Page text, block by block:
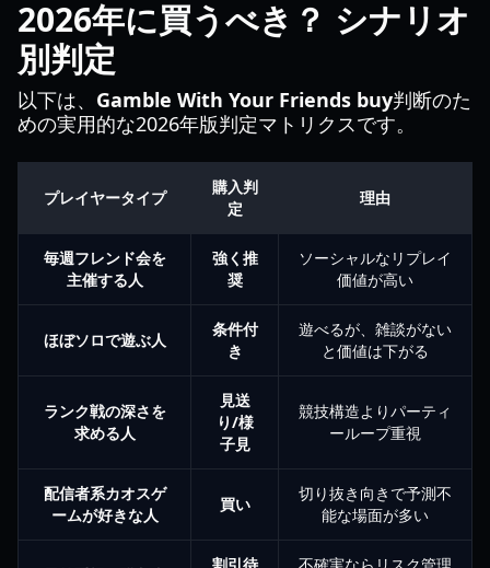
2026年に買うべき？ シナリオ
別判定
以下は、 Gamble With Your Friends buy判断のた
めの実用的な2026年版判定マトリクスです。
プレイヤータイプ
購入判
定
理由
毎週フレンド会を
主催する人
強く推
奨
ソーシャルなリプレイ
価値が高い
ほぼソロで遊ぶ人
条件付
き
遊べるが、雑談がない
と価値は下がる
ランク戦の深さを
求める人
見送
り/様
子見
競技構造よりパーティ
ーループ重視
配信者系カオスゲ
ームが好きな人
買い
切り抜き向きで予測不
能な場面が多い